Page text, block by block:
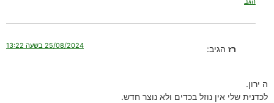
רז הגיב: 25/08/2024 בשעה 13:22
ה ירון.
לכדנית שלי אין נוזל בכדים ולא נוצר חדש.